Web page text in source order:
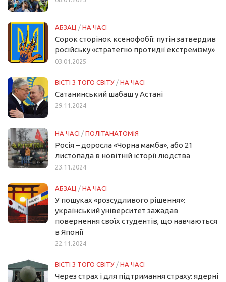
АБЗАЦ / НА ЧАСІ
Сорок сторінок ксенофобії: путін затвердив
російську «стратегію протидії екстремізму»
03.01.2025
ВІСТІ З ТОГО СВІТУ / НА ЧАСІ
Сатанинський шабаш у Астані
29.11.2024
НА ЧАСІ / ПОЛІТАНАТОМІЯ
Росія – доросла «Чорна мамба», або 21
листопада в новітній історії людства
23.11.2024
АБЗАЦ / НА ЧАСІ
У пошуках «розсудливого рішення»:
український університет зажадав
повернення своїх студентів, що навчаються
в Японії
22.11.2024
ВІСТІ З ТОГО СВІТУ / НА ЧАСІ
Через страх і для підтримання страху: ядерні